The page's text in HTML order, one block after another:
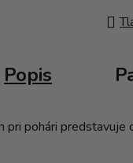
Popis
pohári